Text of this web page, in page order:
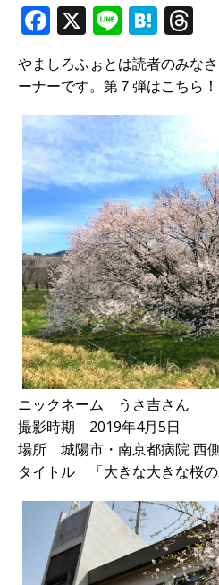
F
a
c
e
b
o
o
k
X Li
n
e
H
at
e
n
a
h
r
e
d
s
やましろふぉとは読者のみな
ーナーです。第７弾はこちら！
ニックネーム うさ吉さん
撮影時期 2019年4月5日
場所 城陽市・南京都病院 西
タイトル 「大きな大きな桜の